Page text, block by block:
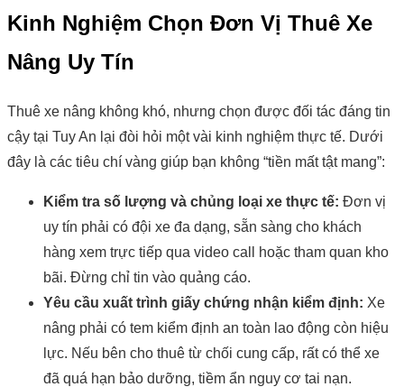
Kinh Nghiệm Chọn Đơn Vị Thuê Xe
Nâng Uy Tín
Thuê xe nâng không khó, nhưng chọn được đối tác đáng tin
cậy tại Tuy An lại đòi hỏi một vài kinh nghiệm thực tế. Dưới
đây là các tiêu chí vàng giúp bạn không “tiền mất tật mang”:
Kiểm tra số lượng và chủng loại xe thực tế: Đơn vị
uy tín phải có đội xe đa dạng, sẵn sàng cho khách
hàng xem trực tiếp qua video call hoặc tham quan kho
bãi. Đừng chỉ tin vào quảng cáo.
Yêu cầu xuất trình giấy chứng nhận kiểm định: Xe
nâng phải có tem kiểm định an toàn lao động còn hiệu
lực. Nếu bên cho thuê từ chối cung cấp, rất có thể xe
đã quá hạn bảo dưỡng, tiềm ẩn nguy cơ tai nạn.